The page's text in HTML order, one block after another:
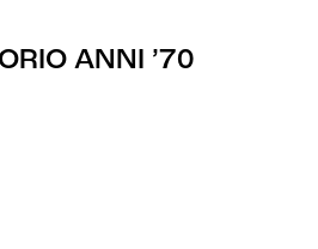
ANNI ’70